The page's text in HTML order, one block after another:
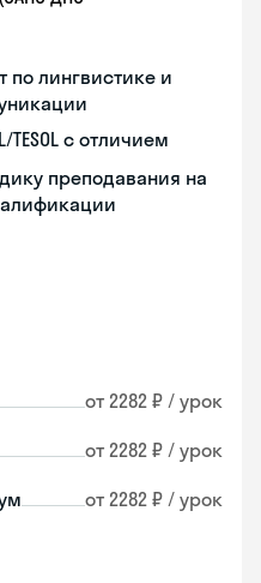
по лингвистике и
TESOL с отличием
преподавания на
от 2282 ₽ / урок
от 2282 ₽ / урок
от 2282 ₽ / урок